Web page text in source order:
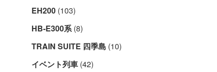
EH200 (103)
HB-E300系 (8)
TRAIN SUITE 四季島 (10)
イベント列車 (42)